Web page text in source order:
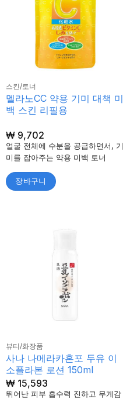
스킨/토너
멜라노CC 약용 기미 대책 미
백 스킨 리필용
₩9,702
얼굴 전체에 수분을 공급하면서, 기
미를 잡아주는 약용 미백 토너
장바구니
뷰티/화장품
사나 나메라카혼포 두유 이
소플라본 로션 150ml
₩15,593
뛰어난 피부 흡수력 진하고 무게감